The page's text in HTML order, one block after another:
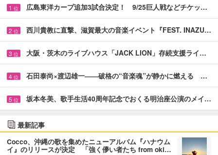
1 位 広島東洋カープ追加3試合決定！ 9/25巨人戦などチケッ…
2 位 西川貴教に直撃、滋賀最大の音楽イベント『FEST. INAZU…
3 位 大阪・茨木のライブハウス「JACK LION」存続支援ライ…
4 位 石田泰尚×渡辺雄一――破格の“音楽魂”が静かに燃える …
5 位 坂本冬美、歌手生活40周年記念でおくる明治座公演のメイ…
最新記事
Cocco、沖縄の歌を集めたニューアルバム『ハナウム
イ』のリリースが決定 「強く儚い者たち from oki…